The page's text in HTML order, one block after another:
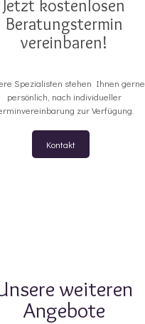
Jetzt kostenlosen
Beratungstermin
vereinbaren!
Spezialisten stehen Ihnen gerne
persönlich, nach individueller
zur Verfügung.
Kontakt
weiteren
Angebote